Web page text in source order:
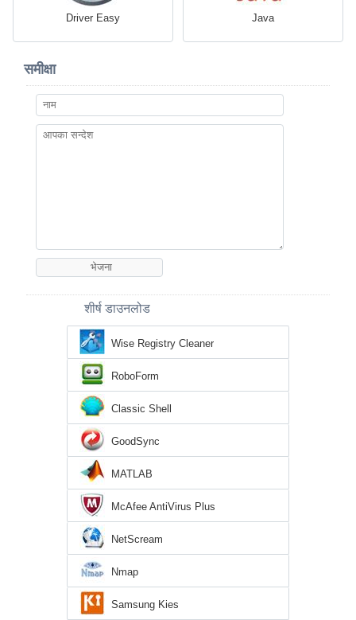
Driver Easy Java
समीक्षा
शीर्ष डाउनलोड
Wise Registry Cleaner
RoboForm
Classic Shell
GoodSync
MATLAB
McAfee AntiVirus Plus
NetScream
Nmap
Samsung Kies